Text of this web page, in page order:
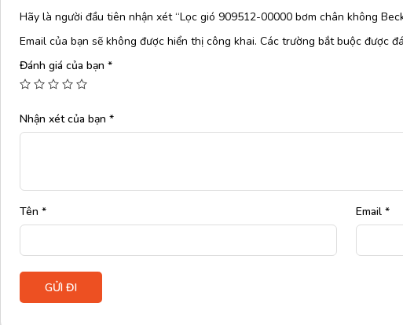
Hãy là người đầu tiên nhận xét “Lọc gió 909512-00000 bơm chân không
Email của bạn sẽ không được hiển thị công khai. Các trường bắt buộc được
Đánh giá của bạn *
Nhận xét của bạn *
Tên * Email *